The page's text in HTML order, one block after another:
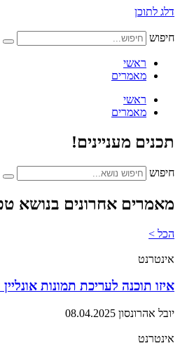
דלג לתוכן
חיפוש
ראשי
מאמרים
ראשי
מאמרים
תכנים מעניינים!
חיפוש
מאמרים אחרונים בנושא
הכל >
אינטרנט
איזו תוכנה לעריכת תמונות
יובל אהרונסון 08.04.2025
אינטרנט